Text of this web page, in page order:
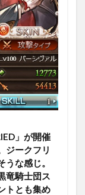
」が開催
ジークフリ
な感じ。
竜騎士団ス
トとも集め